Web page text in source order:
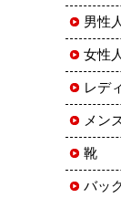
男性
女性
レデ
メン
靴
バッ